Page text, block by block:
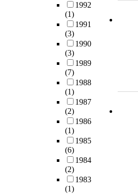
1992
(1)
1991
(3)
1990
(3)
1989
(7)
1988
(1)
1987
(2)
1986
(1)
1985
(6)
1984
(2)
1983
(1)